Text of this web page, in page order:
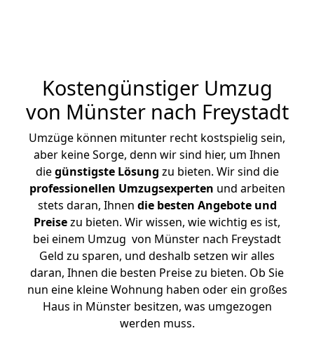
Kostengünstiger Umzug
von Münster nach Freystadt
Umzüge können mitunter recht kostspielig sein,
aber keine Sorge, denn wir sind hier, um Ihnen
diegünstigste Lösung zu bieten. Wir sind die
professionellen Umzugsexperten und arbeiten
stets daran, Ihnen die besten Angebote und
Preisezu bieten. Wir wissen, wie wichtig es ist,
bei einem Umzug von Münster nach Freystadt
Geld zu sparen, und deshalb setzen wir alles
daran, Ihnen die besten Preise zu bieten. Ob Sie
nun eine kleine Wohnung haben oder ein großes
Haus in Münster besitzen, was umgezogen
werden muss.